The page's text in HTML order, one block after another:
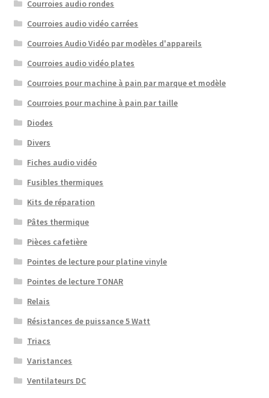
Courroies audio rondes
Courroies audio vidéo carrées
Courroies Audio Vidéo par modèles d'appareils
Courroies audio vidéo plates
Courroies pour machine à pain par marque et modèle
Courroies pour machine à pain par taille
Diodes
Divers
Fiches audio vidéo
Fusibles thermiques
Kits de réparation
Pâtes thermique
Pièces cafetière
Pointes de lecture pour platine vinyle
Pointes de lecture TONAR
Relais
Résistances de puissance 5 Watt
Triacs
Varistances
Ventilateurs DC